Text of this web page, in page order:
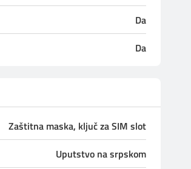
Da
Da
Zaštitna maska, ključ za SIM slot
Uputstvo na srpskom